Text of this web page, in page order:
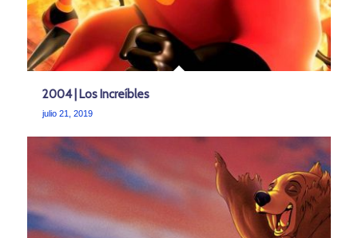
2004 | Los Increíbles
julio 21, 2019